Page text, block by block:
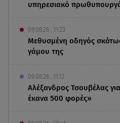
υπηρεσιακό
09.08.26 , 11:23
Μεθυσμένη οδηγός
γάμου της
09.08.26 , 11:12
Αλέξανδρος Τσουβέλας
έκανα 500 φορές»